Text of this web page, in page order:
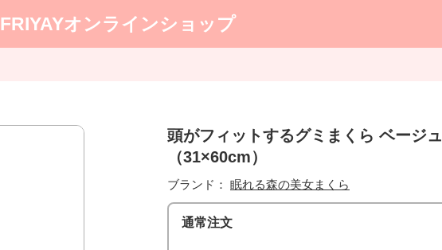
FRIYAYオンラインショップ
頭がフィットするグミまくら ベージュ
（31×60cm）
ブランド： 眠れる森の美女まくら
通常注文